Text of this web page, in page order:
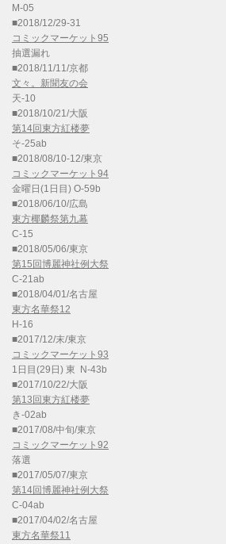
M-05
■2018/12/29-31
コミックマーケット95
抽選漏れ
■2018/11/11/京都
文々。新聞友の会
天-10
■2018/10/21/大阪
第14回東方紅楼夢
そ-25ab
■2018/08/10-12/東京
コミックマーケット94
金曜日(1日目) O-59b
■2018/06/10/広島
東方椰麟祭第九幕
C-15
■2018/05/06/東京
第15回博麗神社例大祭
C-21ab
■2018/04/01/名古屋
東方名華祭12
H-16
■2017/12/末/東京
コミックマーケット93
1日目(29日) 東 N-43b
■2017/10/22/大阪
第13回東方紅楼夢
き-02ab
■2017/08/中旬/東京
コミックマーケット92
落選
■2017/05/07/東京
第14回博麗神社例大祭
C-04ab
■2017/04/02/名古屋
東方名華祭11